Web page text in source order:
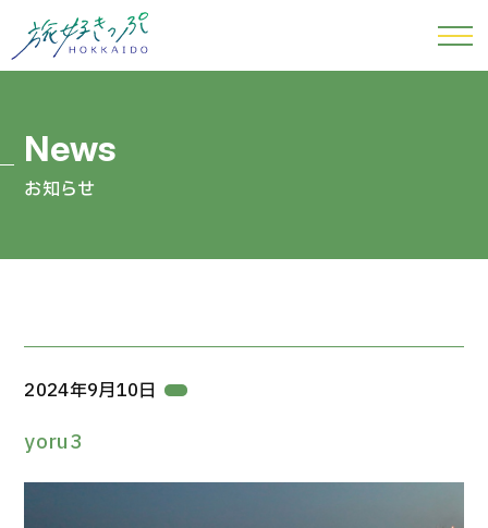
お知らせ
2024年9月10日
yoru3